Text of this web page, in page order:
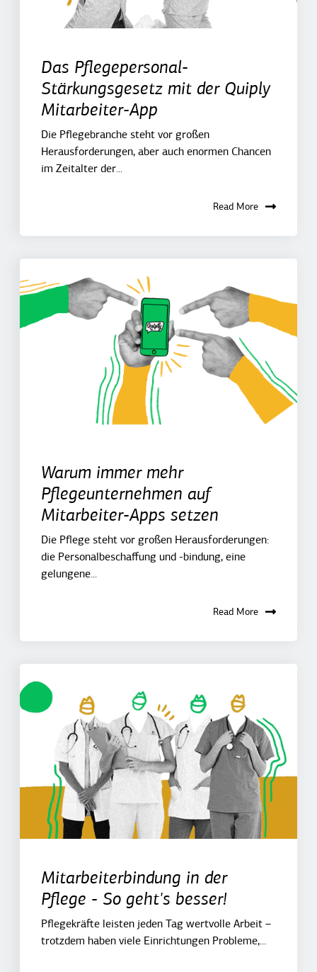
Das Pflegepersonal-
Stärkungsgesetz mit der Quiply
Mitarbeiter-App
Die Pflegebranche steht vor großen
Herausforderungen, aber auch enormen Chancen
im Zeitalter der...
Read More
Warum immer mehr
Pflegeunternehmen auf
Mitarbeiter-Apps setzen
Die Pflege steht vor großen Herausforderungen:
die Personalbeschaffung und -bindung, eine
gelungene...
Read More
Mitarbeiterbindung in der
Pflege - So geht's besser!
Pflegekräfte leisten jeden Tag wertvolle Arbeit –
trotzdem haben viele Einrichtungen Probleme,...